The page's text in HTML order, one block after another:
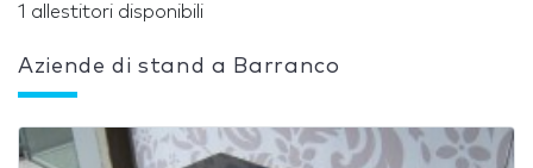
1 allestitori disponibili
Aziende di stand a Barranco